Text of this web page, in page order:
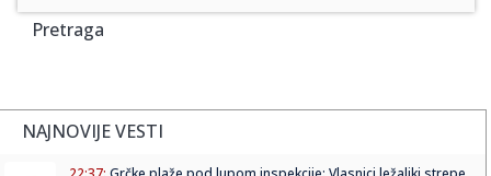
Pretraga
NAJNOVIJE VESTI